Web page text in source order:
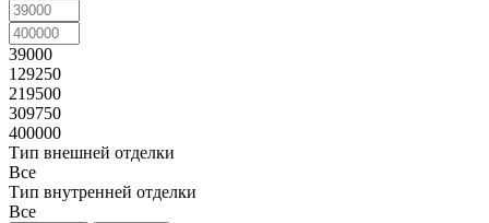
39000
129250
219500
309750
400000
Тип внешней отделки
Все
Тип внутренней отделки
Все